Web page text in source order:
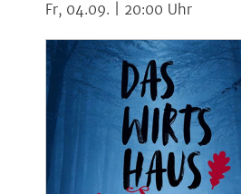
Fr, 04.09. | 20:00